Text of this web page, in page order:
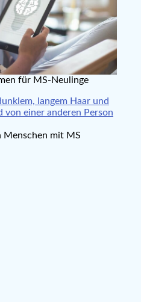
für MS-Neulinge
Menschen mit MS